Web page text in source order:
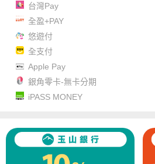
台灣Pay
全盈+PAY
悠遊付
全支付
Apple Pay
銀角零卡-無卡分期
iPASS MONEY